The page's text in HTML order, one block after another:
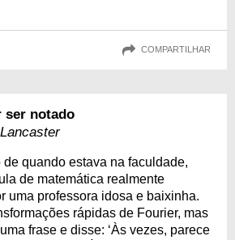
COMPARTILHAR
ser notado
de quando estava na faculdade,
de matemática realmente
uma professora idosa e baixinha.
rápidas de Fourier, mas
frase e disse: ‘Às vezes, parece